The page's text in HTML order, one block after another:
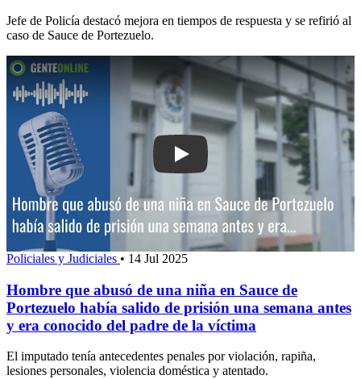
Jefe de Policía destacó mejora en tiempos de respuesta y se refirió al
caso de Sauce de Portezuelo.
Play: Hombre que abusó de una niña
Policiales y Judiciales • 14 Jul 2025
Hombre que abusó de una niña en Sauce de
Portezuelo había salido de prisión una semana antes
y era conocido del padre de la víctima
El imputado tenía antecedentes penales por violación, rapiña,
lesiones personales, violencia doméstica y atentado.